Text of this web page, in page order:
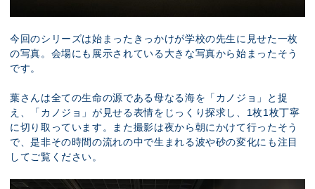
今回のシリーズは始まったきっかけが学校の先生に見せた一枚
の写真。会場にも展示されている大きな写真から始まったそう
です。
葉さんは全ての生命の源である母なる海を「カノジョ」と捉
え、「カノジョ」が見せる表情をじっくり探求し、1枚1枚丁寧
に切り取っています。また撮影は夜から朝にかけて行ったそう
で、是非その時間の流れの中で生まれる波や砂の変化にも注目
してご覧ください。